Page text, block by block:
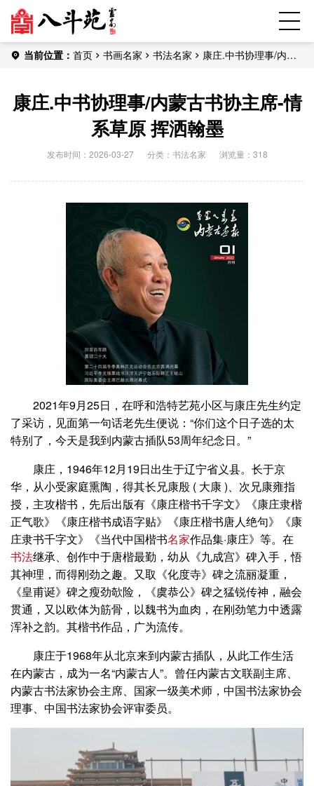
当前位置： 首页 书画名家 书法名家
康庄.中书协理事/内蒙
康庄.中书协理事/内蒙古书协主席-情
系草原 挥洒翰墨
发布时间：2026-03-27 分类： 书法名家 浏览量：318
2021年9月25日，在呼和浩特艺苑小区与康庄先生约定
了采访，见面第一句话老先生便说：“你们这个日子选的太
特别了，今天是我到内蒙古插队53周年纪念日。”
康庄，1946年12月19日出生于辽宁省义县。长于京
华，从小受家庭熏陶，得其长兄康殷 ( 大康 )、次兄康雍指
授，主攻楷书，先后出版有《康庄楷书千字文》《康庄隶楷
正气歌》《康庄楷书成语字贴》《康庄楷书唐人绝句》《康
庄隶书千字文》《当代中国楷书名家作品集·康庄》等。在
书法继承、创作中于唐楷最勤，幼从《九成宫》碑入手，悟
其神理，而得刚劲之趣。又取《化度寺》碑之流丽凝重，
《皇甫诞》碑之瘦劲欹险，《虞恭公》碑之猛锐传神，融会
贯通，又以欧体为筋骨，以魏书为血肉，在刚劲笔力中透露
浑补之韵。其楷书作品，广为流传。
康庄于1968年从北京来到内蒙古插队，从此工作生活
在内蒙古，成为一名“内蒙古人”。曾任内蒙古文联副主席、
内蒙古书法家协会主席、国家一级美术师，中国书法家协会
理事、中国书法家协会评审委员。